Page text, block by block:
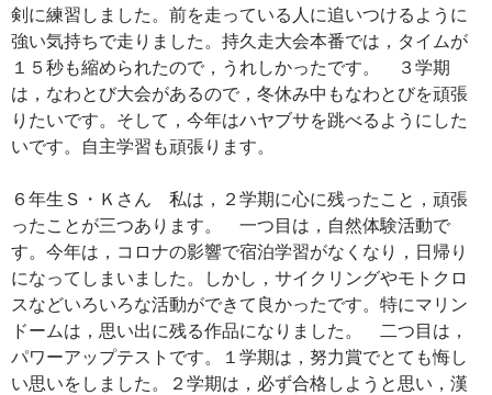
剣に練習しました。前を走っている人に追いつけるように
強い気持ちで走りました。持久走大会本番では，タイムが
１５秒も縮められたので，うれしかったです。 ３学期
は，なわとび大会があるので，冬休み中もなわとびを頑張
りたいです。そして，今年はハヤブサを跳べるようにした
いです。自主学習も頑張ります。
６年生Ｓ・Ｋさん 私は，２学期に心に残ったこと，頑張
ったことが三つあります。 一つ目は，自然体験活動で
す。今年は，コロナの影響で宿泊学習がなくなり，日帰り
になってしまいました。しかし，サイクリングやモトクロ
スなどいろいろな活動ができて良かったです。特にマリン
ドームは，思い出に残る作品になりました。 二つ目は，
パワーアップテストです。１学期は，努力賞でとても悔し
い思いをしました。２学期は，必ず合格しようと思い，漢